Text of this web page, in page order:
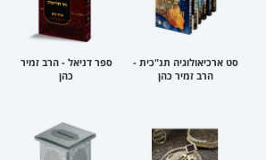
סט ארכיאולוגיה תנ"כית -
הרב זמיר כהן
ספר דניאל - הרב זמיר
כהן